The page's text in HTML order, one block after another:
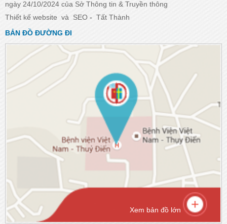
ngày 24/10/2024 của Sở Thông tin & Truyền thông
Thiết kế website và SEO - Tất Thành
BẢN ĐỒ ĐƯỜNG ĐI
Xem bản đồ lớn